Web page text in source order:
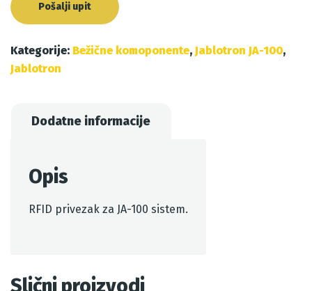
Pošalji upit
Kategorije: Bežične komoponente, Jablotron JA-100,
Jablotron
Dodatne informacije
Opis
RFID privezak za JA-100 sistem.
Slični proizvodi